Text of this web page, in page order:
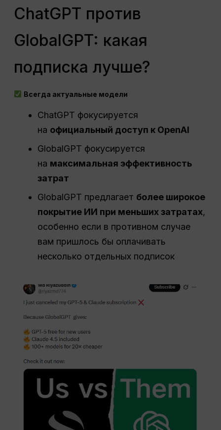
ChatGPT против
GlobalGPT: какая
подписка лучше?
Всегда актуальные модели
ChatGPT фокусируется
на официальный доступ к OpenAI
GlobalGPT фокусируется
на максимальная эффективность
затрат
GlobalGPT предлагает более широкое
покрытие ИИ при меньших затратах,
особенно если в противном случае
вам пришлось бы оплачивать
несколько отдельных подписок